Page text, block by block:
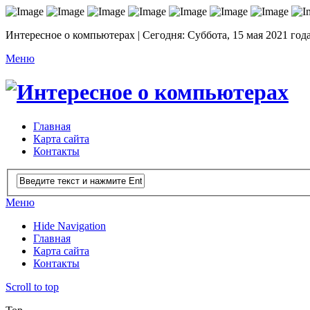
Интересное о компьютерах | Сегодня: Суббота, 15 мая 2021
Меню
Главная
Карта сайта
Контакты
Меню
Hide Navigation
Главная
Карта сайта
Контакты
Scroll to top